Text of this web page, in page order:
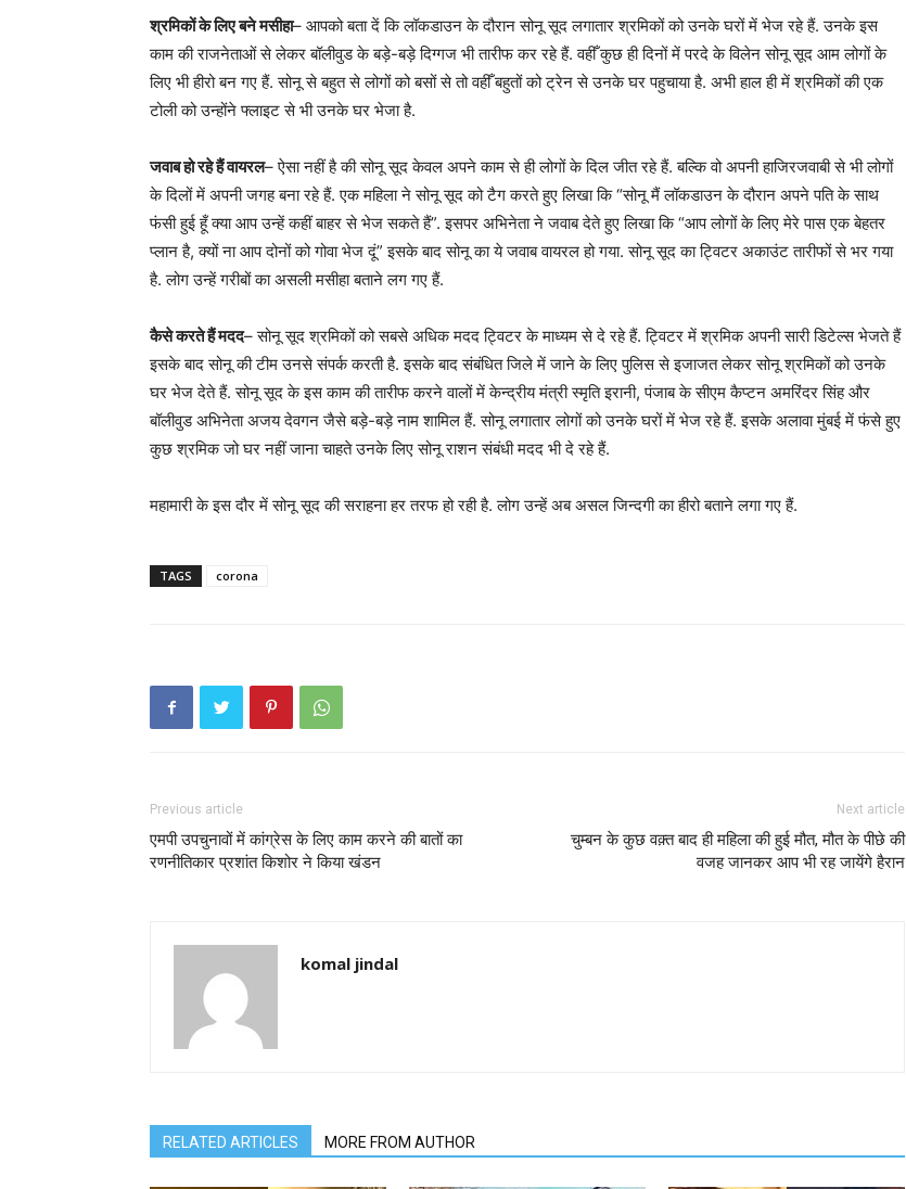
श्रमिकों के लिए बने मसीहा– आपको बता दें कि लॉकडाउन के दौरान सोनू सूद लगातार श्रमिकों को उनके घरों में भेज रहे हैं. उनके इस
काम की राजनेताओं से लेकर बॉलीवुड के बड़े-बड़े दिग्गज भी तारीफ कर रहे हैं. वहीँ कुछ ही दिनों में परदे के विलेन सोनू सूद आम लोगों के
लिए भी हीरो बन गए हैं. सोनू से बहुत से लोगों को बसों से तो वहीँ बहुतों को ट्रेन से उनके घर पहुचाया है. अभी हाल ही में श्रमिकों की एक
टोली को उन्होंने फ्लाइट से भी उनके घर भेजा है.
जवाब हो रहे हैं वायरल– ऐसा नहीं है की सोनू सूद केवल अपने काम से ही लोगों के दिल जीत रहे हैं. बल्कि वो अपनी हाजिरजवाबी से भी लोगों
के दिलों में अपनी जगह बना रहे हैं. एक महिला ने सोनू सूद को टैग करते हुए लिखा कि “सोनू मैं लॉकडाउन के दौरान अपने पति के साथ
फंसी हुई हूँ क्या आप उन्हें कहीं बाहर से भेज सकते हैं”. इसपर अभिनेता ने जवाब देते हुए लिखा कि “आप लोगों के लिए मेरे पास एक बेहतर
प्लान है, क्यों ना आप दोनों को गोवा भेज दूं” इसके बाद सोनू का ये जवाब वायरल हो गया. सोनू सूद का ट्विटर अकाउंट तारीफों से भर गया
है. लोग उन्हें गरीबों का असली मसीहा बताने लग गए हैं.
कैसे करते हैं मदद– सोनू सूद श्रमिकों को सबसे अधिक मदद ट्विटर के माध्यम से दे रहे हैं. ट्विटर में श्रमिक अपनी सारी डिटेल्स भेजते हैं
इसके बाद सोनू की टीम उनसे संपर्क करती है. इसके बाद संबंधित जिले में जाने के लिए पुलिस से इजाजत लेकर सोनू श्रमिकों को उनके
घर भेज देते हैं. सोनू सूद के इस काम की तारीफ करने वालों में केन्द्रीय मंत्री स्मृति इरानी, पंजाब के सीएम कैप्टन अमरिंदर सिंह और
बॉलीवुड अभिनेता अजय देवगन जैसे बड़े-बड़े नाम शामिल हैं. सोनू लगातार लोगों को उनके घरों में भेज रहे हैं. इसके अलावा मुंबई में फंसे हुए
कुछ श्रमिक जो घर नहीं जाना चाहते उनके लिए सोनू राशन संबंधी मदद भी दे रहे हैं.
महामारी के इस दौर में सोनू सूद की सराहना हर तरफ हो रही है. लोग उन्हें अब असल जिन्दगी का हीरो बताने लगा गए हैं.
TAGS corona
Previous article
एमपी उपचुनावों में कांग्रेस के लिए काम करने की बातों का
रणनीतिकार प्रशांत किशोर ने किया खंडन
Next article
चुम्बन के कुछ वक़्त बाद ही महिला की हुई मौत, मौत के पीछे की
वजह जानकर आप भी रह जायेंगे हैरान
komal jindal
RELATED ARTICLES MORE FROM AUTHOR